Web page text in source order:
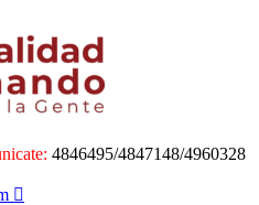
4846495/4847148/4960328